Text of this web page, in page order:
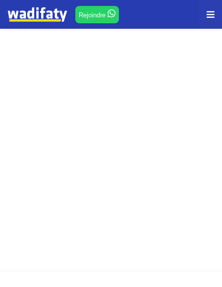
Rejoindre